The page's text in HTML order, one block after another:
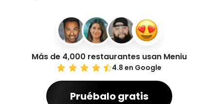
Más de 4,000 restaurantes usan Meniu
4.8 en Google
Pruébalo gratis